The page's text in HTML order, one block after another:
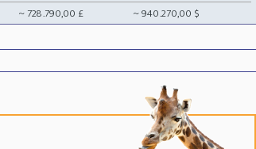
~ 728.790,00 £ ~ 940.270,00 $